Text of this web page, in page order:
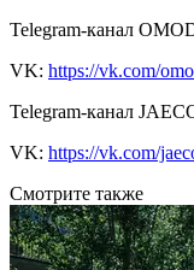
Telegram-канал
VK: https://vk.com/
Telegram-канал
VK: https://vk.com/
Смотрите также